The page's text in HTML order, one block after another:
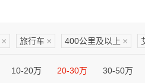
× 旅行车 × 400公里及以上 ×
10-20万 20-30万 30-50万